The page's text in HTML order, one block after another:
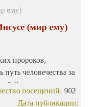
ему)
(мир ему)
пророков,
человечества за
Коран уделяет
Иисуса (мир
902
посещений:
Дата публикации: